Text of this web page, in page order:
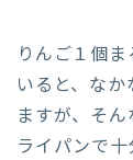
りんご１個
いると、な
ますが、そ
ライパンで